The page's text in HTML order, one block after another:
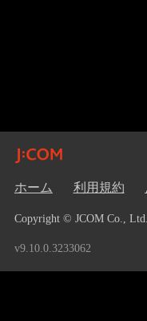
ホーム 利用規約
Copyright © JCOM Co.,
v9.10.0.3233062